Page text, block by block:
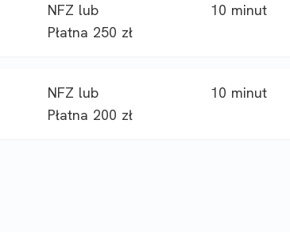
NFZ lub
Płatna 250 zł
10 minut
NFZ lub
Płatna 200 zł
10 minut